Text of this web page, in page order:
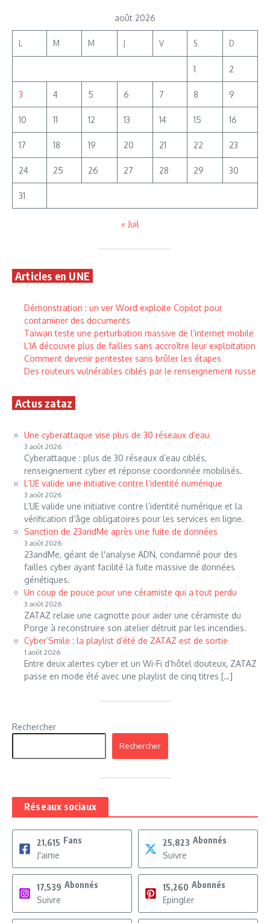
août 2026
L M M J V S D
1 2
3 4 5 6 7 8 9
10 11 12 13 14 15 16
17 18 19 20 21 22 23
24 25 26 27 28 29 30
31
« Juil
Articles en UNE
Démonstration : un ver Word exploite Copilot pour
contaminer des documents
Taïwan teste une perturbation massive de l’internet mobile
L’IA découvre plus de failles sans accroître leur exploitation
Comment devenir pentester sans brûler les étapes
Des routeurs vulnérables ciblés par le renseignement russe
Actus zataz
Une cyberattaque vise plus de 30 réseaux d’eau
3 août 2026
Cyberattaque : plus de 30 réseaux d’eau ciblés,
renseignement cyber et réponse coordonnée mobilisés.
L’UE valide une initiative contre l’identité numérique
3 août 2026
L’UE valide une initiative contre l’identité numérique et la
vérification d’âge obligatoires pour les services en ligne.
Sanction de 23andMe après une fuite de données
3 août 2026
23andMe, géant de l'analyse ADN, condamné pour des
failles cyber ayant facilité la fuite massive de données
génétiques.
Un coup de pouce pour une céramiste qui a tout perdu
3 août 2026
ZATAZ relaie une cagnotte pour aider une céramiste du
Porge à reconstruire son atelier détruit par les incendies.
Cyber’Smile : la playlist d’été de ZATAZ est de sortie
1 août 2026
Entre deux alertes cyber et un Wi-Fi d’hôtel douteux, ZATAZ
passe en mode été avec une playlist de cinq titres […]
Rechercher
Rechercher
Réseaux sociaux
21,615 Fans
J'aime
25,823 Abonnés
Suivre
17,539 Abonnés
Suivre
15,260 Abonnés
Epingler